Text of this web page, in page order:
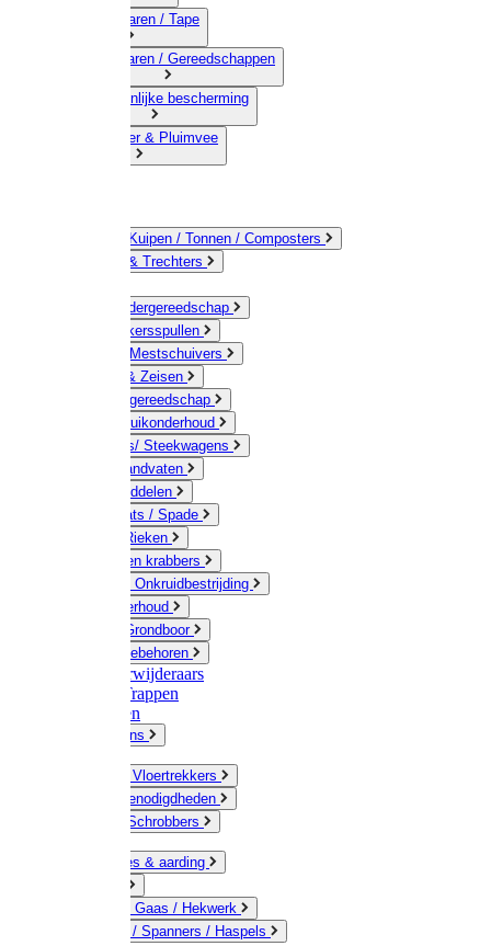
09) Touwwaren / Tape
10) IJzerwaren / Gereedschappen
11) Persoonlijke bescherming
12) Kleindier & Pluimvee
Emmers / Kuipen / Tonnen / Composters
Jerrycans & Trechters
Hand-/ Kindergereedschap
Stratenmakersspullen
Sneeuw- / Mestschuivers
Baggeren & Zeisen
Elektrisch gereedschap
Boom / Struikonderhoud
Kruiwagens/ Steekwagens
Stelen / Handvaten
Tuinhulpmiddelen
Schop / Bats / Spade
Vorken & Rieken
Cultivator en krabbers
Schoffels / Onkruidbestrijding
Gazononderhoud
Hamers / Grondboor
Sledes / toebehoren
Onkruidverwijderaars
Ladders / Trappen
Werkbanken
Betonmolens
Bezems & Vloertrekkers
Schildersbenodigdheden
Borstels / Schrobbers
Accessoires & aarding
Geleiders / Gaas / Hekwerk
Verbinders / Spanners / Haspels